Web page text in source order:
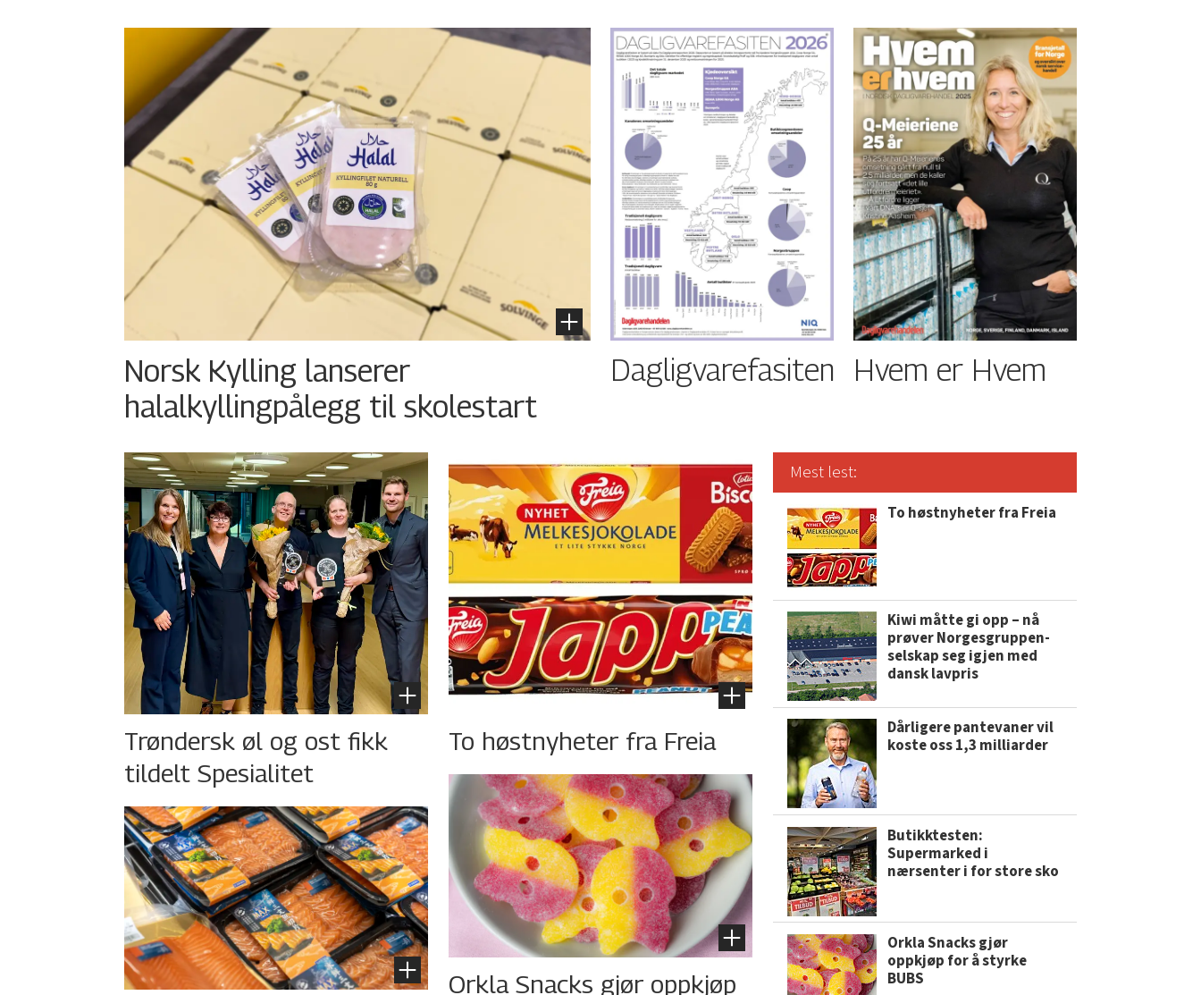
Norsk Kylling lanserer
halalkyllingpålegg til skolestart
Dagligvarefasiten Hvem er Hvem
Trøndersk øl og ost fikk
tildelt Spesialitet
To høstnyheter fra Freia
Orkla Snacks gjør oppkjøp
Mest lest:
To høstnyheter fra Freia
Kiwi måtte gi opp – nå
prøver Norgesgruppen-
selskap seg igjen med
dansk lavpris
Dårligere pantevaner vil
koste oss 1,3 milliarder
Butikktesten:
Supermarked i
nærsenter i for store sko
Orkla Snacks gjør
oppkjøp for å styrke
BUBS